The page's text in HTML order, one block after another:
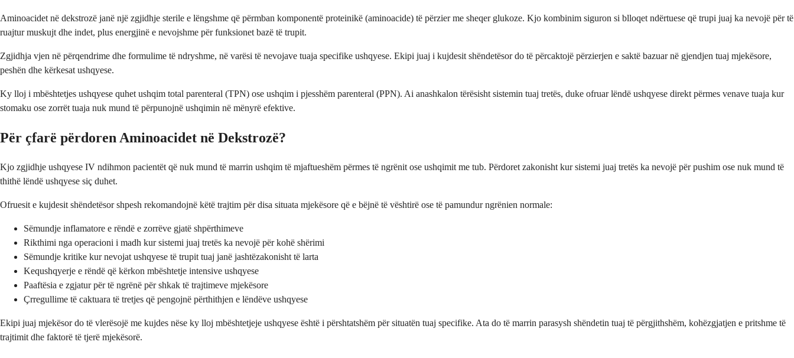
Aminoacidet në dekstrozë janë një zgjidhje sterile e lëngshme që përmban komponentë proteinikë (aminoacide) të përzier me sheqer glukoze. Kjo kombinim siguron si blloqet ndërtuese që trupi juaj ka nevojë për të
ruajtur muskujt dhe indet, plus energjinë e nevojshme për funksionet bazë të trupit.
Zgjidhja vjen në përqendrime dhe formulime të ndryshme, në varësi të nevojave tuaja specifike ushqyese. Ekipi juaj i kujdesit shëndetësor do të përcaktojë përzierjen e saktë bazuar në gjendjen tuaj mjekësore,
peshën dhe kërkesat ushqyese.
Ky lloj i mbështetjes ushqyese quhet ushqim total parenteral (TPN) ose ushqim i pjesshëm parenteral (PPN). Ai anashkalon tërësisht sistemin tuaj tretës, duke ofruar lëndë ushqyese direkt përmes venave tuaja kur
stomaku ose zorrët tuaja nuk mund të përpunojnë ushqimin në mënyrë efektive.
Për çfarë përdoren Aminoacidet në Dekstrozë?
Kjo zgjidhje ushqyese IV ndihmon pacientët që nuk mund të marrin ushqim të mjaftueshëm përmes të ngrënit ose ushqimit me tub. Përdoret zakonisht kur sistemi juaj tretës ka nevojë për pushim ose nuk mund të
thithë lëndë ushqyese siç duhet.
Ofruesit e kujdesit shëndetësor shpesh rekomandojnë këtë trajtim për disa situata mjekësore që e bëjnë të vështirë ose të pamundur ngrënien normale:
Sëmundje inflamatore e rëndë e zorrëve gjatë shpërthimeve
Rikthimi nga operacioni i madh kur sistemi juaj tretës ka nevojë për kohë shërimi
Sëmundje kritike kur nevojat ushqyese të trupit tuaj janë jashtëzakonisht të larta
Kequshqyerje e rëndë që kërkon mbështetje intensive ushqyese
Paaftësia e zgjatur për të ngrënë për shkak të trajtimeve mjekësore
Çrregullime të caktuara të tretjes që pengojnë përthithjen e lëndëve ushqyese
Ekipi juaj mjekësor do të vlerësojë me kujdes nëse ky lloj mbështetjeje ushqyese është i përshtatshëm për situatën tuaj specifike. Ata do të marrin parasysh shëndetin tuaj të përgjithshëm, kohëzgjatjen e pritshme të
trajtimit dhe faktorë të tjerë mjekësorë.